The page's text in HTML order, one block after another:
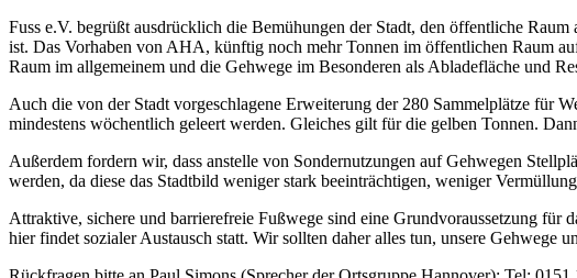
Fuss e.V. begrüßt ausdrücklich die Bemühungen der Stadt, den öffentliche
ist. Das Vorhaben von AHA, künftig noch mehr Tonnen im öffentlichen Raum
Raum im allgemeinem und die Gehwege im Besonderen als Abladefläche und
Auch die von der Stadt vorgeschlagene Erweiterung der 280 Sammelplätze für
mindestens wöchentlich geleert werden. Gleiches gilt für die gelben Tonnen.
Außerdem fordern wir, dass anstelle von Sondernutzungen auf Gehwegen
werden, da diese das Stadtbild weniger stark beeinträchtigen, weniger
Attraktive, sichere und barrierefreie Fußwege sind eine Grundvoraussetzung für
hier findet sozialer Austausch statt. Wir sollten daher alles tun, unsere Gehwege